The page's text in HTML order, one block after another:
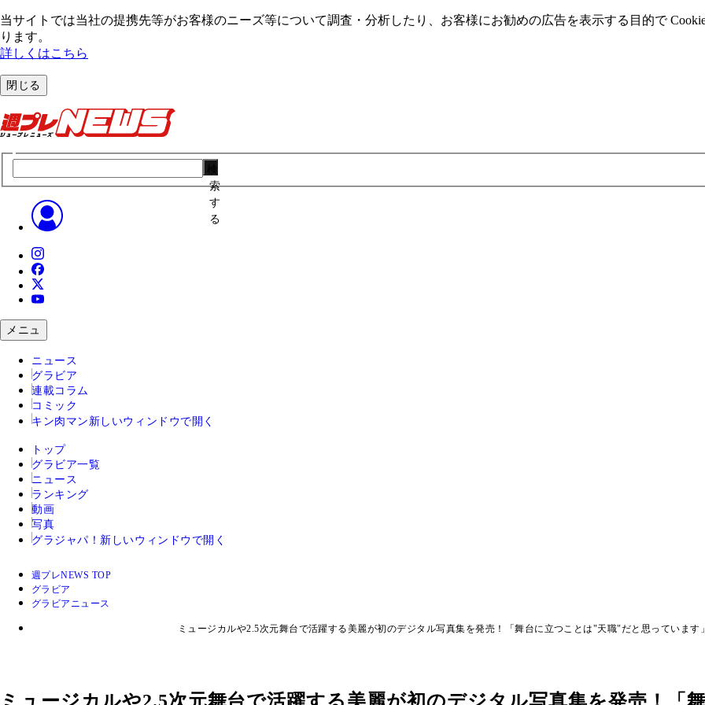
当サイトでは当社の提携先等がお客様のニーズ等について調査・分析したり、お客様にお勧めの広告を表⽰する⽬的で
ります。
詳しくはこちら
閉じる
索
す
る
メニュ
ニュース
グラビア
連載コラム
コミック
キン肉マン 新しいウィンドウで開く
トップ
グラビア一覧
ニュース
ランキング
動画
写真
グラジャパ！ 新しいウィンドウで開く
週プレNEWS TOP
グラビア
グラビアニュース
ミュージカルや2.5次元舞台で活躍する美麗が初のデジタル写真集を発売！「舞台に立つことは"天職"だと思っています」
ミュージカルや2.5次元舞台で活躍する美麗が初のデジタル写真集を発売！「